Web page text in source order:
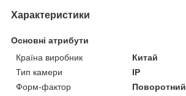
Характеристики
Основні атрибути
Країна виробник
Китай
Тип камери
IP
Форм-фактор
Поворотний